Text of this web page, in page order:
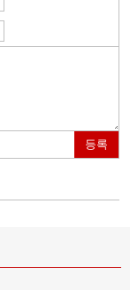
등록